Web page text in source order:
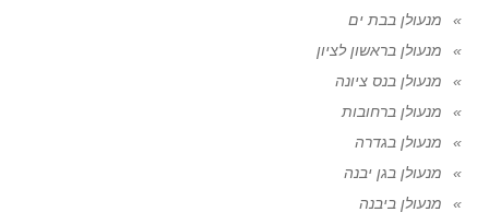
מנעולן בבת ים
מנעולן בראשון לציון
מנעולן בנס ציונה
מנעולן ברחובות
מנעולן בגדרה
מנעולן בגן יבנה
מנעולן ביבנה